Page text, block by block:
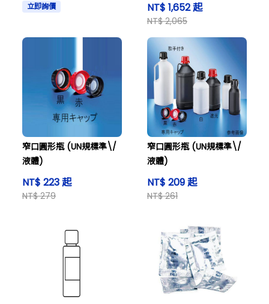
立即詢價 NT$ 1,652 起
NT$ 2,065
窄口圓形瓶 (UN規標準\/
液體)
NT$ 223 起
NT$ 279
窄口圓形瓶 (UN規標準\/
液體)
NT$ 209 起
NT$ 261